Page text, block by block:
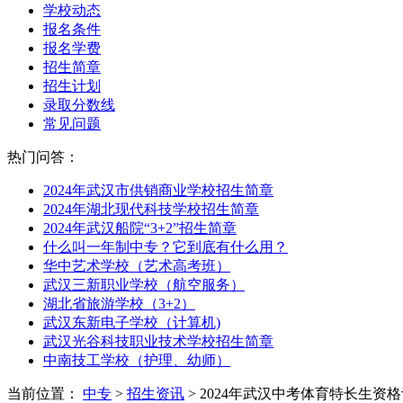
学校动态
报名条件
报名学费
招生简章
招生计划
录取分数线
常见问题
热门问答：
2024年武汉市供销商业学校招生简章
2024年湖北现代科技学校招生简章
2024年武汉船院“3+2”招生简章
什么叫一年制中专？它到底有什么用？
华中艺术学校（艺术高考班）
武汉三新职业学校（航空服务）
湖北省旅游学校（3+2）
武汉东新电子学校（计算机)
武汉光谷科技职业技术学校招生简章
中南技工学校（护理、幼师）
当前位置： 中专 > 招生资讯 > 2024年武汉中考体育特长生资